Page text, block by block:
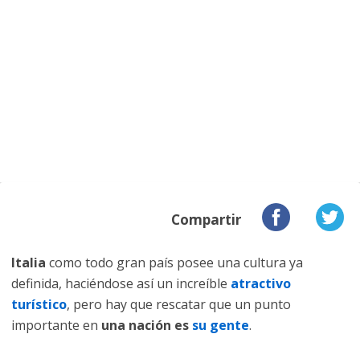
Compartir
Italia como todo gran país posee una cultura ya
definida, haciéndose así un increíble atractivo
turístico, pero hay que rescatar que un punto
importante en una nación es su gente.